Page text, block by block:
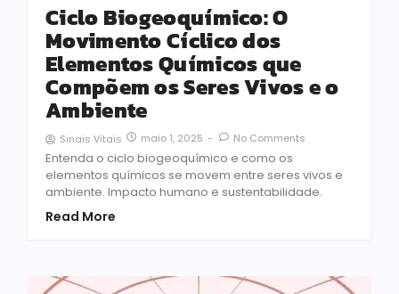
Ciclo Biogeoquímico: O
Movimento Cíclico dos
Elementos Químicos que
Compõem os Seres Vivos e o
Ambiente
Sinais Vitais maio 1, 2025 - No Comments
Entenda o ciclo biogeoquímico e como os
elementos químicos se movem entre seres vivos e
ambiente. Impacto humano e sustentabilidade.
Read More